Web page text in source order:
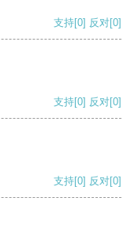
支持[0] 反对[0]
支持[0] 反对[0]
支持[0] 反对[0]